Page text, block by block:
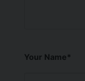
Your Name*